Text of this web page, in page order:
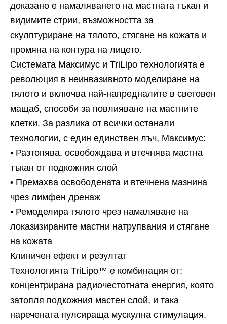
доказано е намаляването на мастната тъкан и
видимите стрии, възможността за
скулптуриране на тялото, стягане на кожата и
промяна на контура на лицето.
Системата Максимус и TriLipo технологията е
революция в неинвазивното моделиране на
тялото и включва най-напредналите в световен
мащаб, способи за повлияване на мастните
клетки. За разлика от всички останали
технологии, с един единствен лъч, Максимус:
• Разтопява, освобождава и втечнява мастна
тъкан от подкожния слой
• Премахва освободената и втечнена мазнина
чрез лимфен дренаж
• Ремоделира тялото чрез намаляване на
локазизираните мастни натрупвания и стягане
на кожата
Клиничен ефект и резултат
Технологията TriLipo™ е комбинация от:
концентрирана радиочестотната енергия, която
затопля подкожния мастен слой, и така
наречената пулсираща мускулна стимулация,